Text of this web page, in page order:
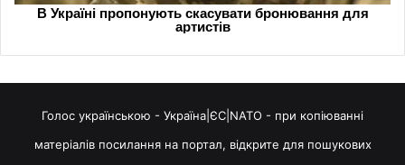
Голос українською - Україна|ЄС|NATO - при копіюванні
матеріалів посилання на портал, відкрите для пошукових